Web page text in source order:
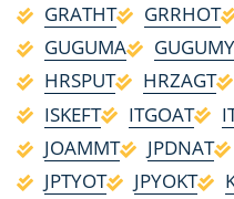
GRATHT
GRRHOT
GUGUMA
GUGUMY
HRSPUT
HRZAGT
ISKEFT
ITGOAT
JOAMMT
JPDNAT
JPTYOT
JPYOKT